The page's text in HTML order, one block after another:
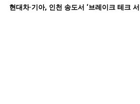
현대차·기아, 인천 송도서 ‘브레이크 테크 서